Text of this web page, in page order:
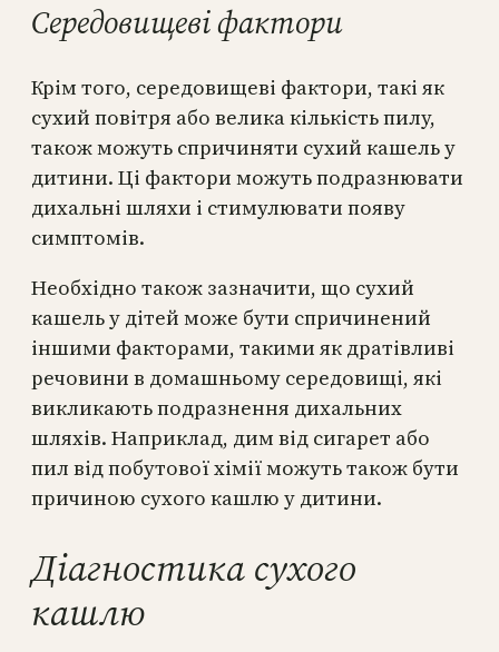
Середовищеві фактори
Крім того, середовищеві фактори, такі як
сухий повітря або велика кількість пилу,
також можуть спричиняти сухий кашель у
дитини. Ці фактори можуть подразнювати
дихальні шляхи і стимулювати появу
симптомів.
Необхідно також зазначити, що сухий
кашель у дітей може бути спричинений
іншими факторами, такими як дратівливі
речовини в домашньому середовищі, які
викликають подразнення дихальних
шляхів. Наприклад, дим від сигарет або
пил від побутової хімії можуть також бути
причиною сухого кашлю у дитини.
Діагностика сухого
кашлю